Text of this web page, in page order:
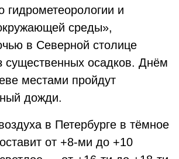
гидрометеорологии и
среды»,
в Северной столице
существенных осадков. Днём
местами пройдут
дожди.
в Петербурге в тёмное
от +8-ми до +10